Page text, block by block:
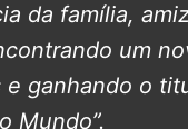
da família,
um
e ganhando o
Mundo”.